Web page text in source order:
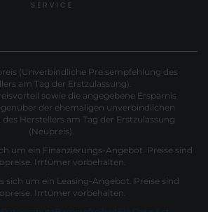
(Unverbindliche Preisempfehlung des
am Tag der Erstzulassung).
sowie die angegebene Ersparnis
der ehemaligen unverbindlichen
Herstellers am Tag der Erstzulassung
(Neupreis).
um ein Finanzierungs-Angebot. Preise sind
Irrtümer vorbehalten.
sich um ein Leasing-Angebot. Preise sind
Irrtümer vorbehalten.